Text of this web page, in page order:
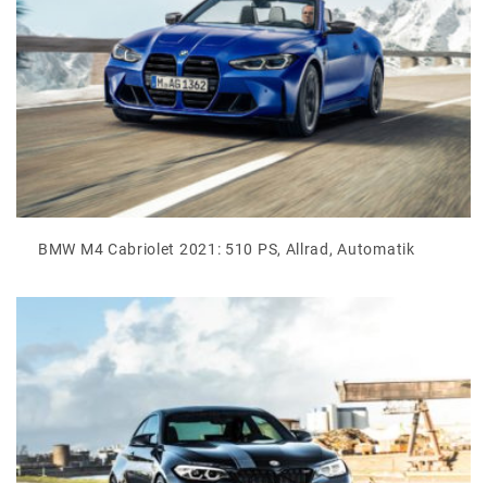
BMW M4 Cabriolet 2021: 510 PS, Allrad, Automatik